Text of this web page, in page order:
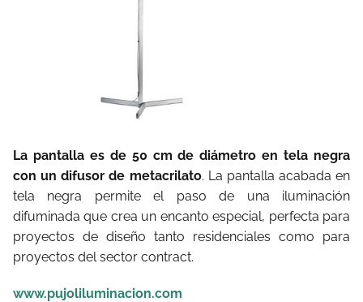
La pantalla es de 50 cm de diámetro en tela negra
con un difusor de metacrilato. La pantalla acabada en
tela negra permite el paso de una iluminación
difuminada que crea un encanto especial, perfecta para
proyectos de diseño tanto residenciales como para
proyectos del sector contract.
www.pujoliluminacion.com